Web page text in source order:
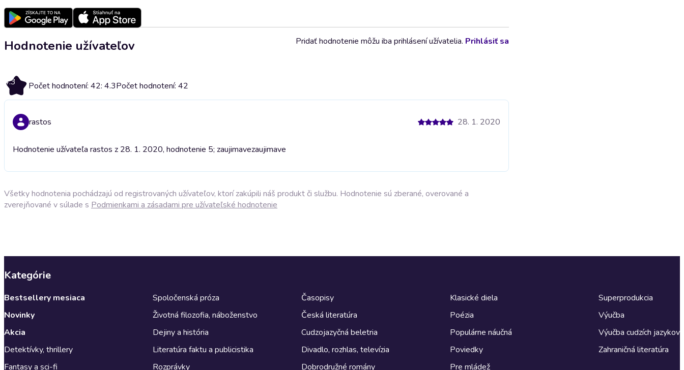
Hodnotenie užívateľov
4.3 Počet hodnotení: 42: 4.3Počet hodnotení: 42
Pridať hodnotenie môžu iba prihlásení užívatelia. Prihlásiť sa
rastos 28. 1. 2020
Hodnotenie užívateľa rastos z 28. 1. 2020, hodnotenie 5; zaujimavezaujimave
Všetky hodnotenia pochádzajú od registrovaných užívateľov, ktorí zakúpili náš produkt či službu. Hodnotenie sú zberané, overované a
zverejňované v súlade s Podmienkami a zásadami pre užívateľské hodnotenie
Kategórie
Bestsellery mesiaca
Novinky
Akcia
Detektívky, thrillery
Fantasy a sci-fi
Spoločenská próza
Životná filozofia, náboženstvo
Dejiny a história
Literatúra faktu a publicistika
Rozprávky
Časopisy
Česká literatúra
Cudzojazyčná beletria
Divadlo, rozhlas, televízia
Dobrodružné romány
Klasické diela
Poézia
Populárne náučná
Poviedky
Pre mládež
Superprodukcia
Výučba
Výučba cudzích jazykov
Zahraničná literatúra